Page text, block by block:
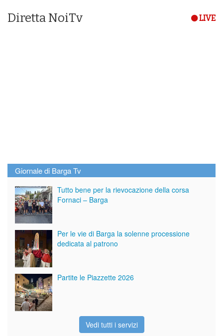
Diretta NoiTv LIVE
Giornale di Barga Tv
Tutto bene per la rievocazione della corsa
Fornaci – Barga
Per le vie di Barga la solenne processione
dedicata al patrono
Partite le Piazzette 2026
Vedi tutti i servizi